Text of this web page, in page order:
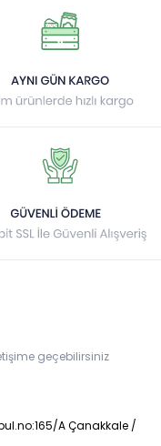
geçebilirsiniz
A Çanakkale /